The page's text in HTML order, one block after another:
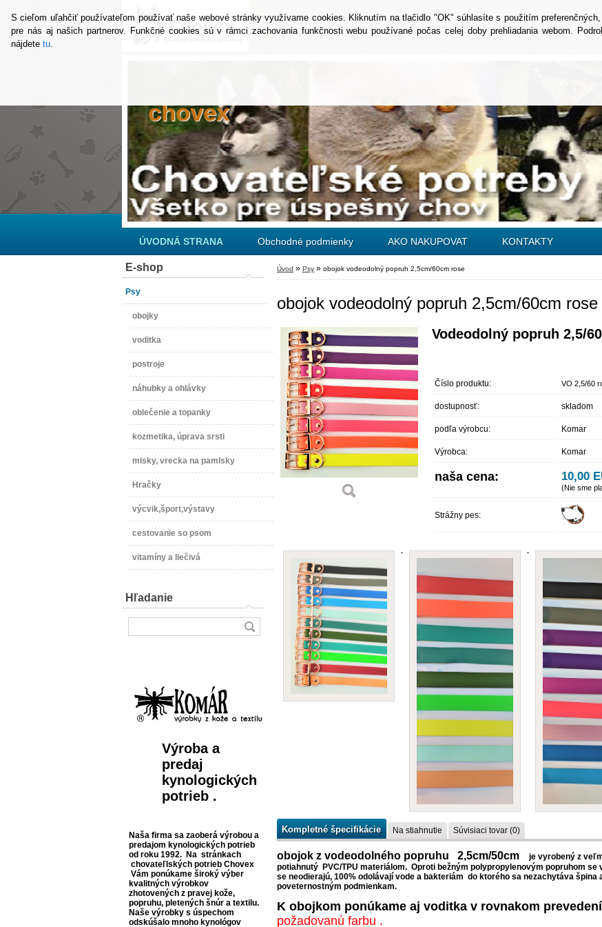
S cieľom uľahčiť používateľom používať naše webové stránky využívame cookies. Kliknutím na tlačidlo "OK" súhlasíte s použitím
pre nás aj našich partnerov. Funkčné cookies sú v rámci zachovania funkčnosti webu používané počas celej doby prehliadania webom.
nájdete tu.
chovex
ÚVODNÁ STRANA Obchodné podmienky AKO NAKUPOVAT KONTAKTY
E-shop
Psy
obojky
voditka
postroje
náhubky a ohlávky
oblečenie a topanky
kozmetika, úprava srsti
misky, vrecka na pamlsky
Hračky
výcvik,šport,výstavy
cestovanie so psom
vitamíny a liečivá
Hľadanie
Výroba a
predaj
kynologických
potrieb .
Naša firma sa zaoberá výrobou a
predajom kynologických potrieb
od roku 1992. Na stránkach
chovateľlských potrieb Chovex
Vám ponúkame široký výber
kvalitných výrobkov
zhotovených z pravej kože,
popruhu, pletených šnúr a textilu.
Naše výrobky s úspechom
odskúšalo mnoho kynológov
Úvod » Psy » obojok vodeodolný popruh 2,5cm/60cm rose
obojok vodeodolný popruh 2,5cm/60cm rose
Vodeodolný popruh 2,5/
Číslo produktu: VO 2,5/60
dostupnosť: skladom
podľa výrobcu: Komar
Výrobca: Komar
naša cena: 10,00
(Nie sme
Strážny pes:
Kompletné špecifikácie Na stiahnutie Súvisiaci tovar (0)
obojok z vodeodolného popruhu 2,5cm/50cm je vyrobený z
potiahnutý PVC/TPU materiálom. Oproti bežným polypropylenovým popruhom
se neodierajú, 100% odolávají vode a bakteriám do ktorého sa nezachytáva špina
poveternostným podmienkam.
K obojkom ponúkame aj voditka v rovnakom
požadovanú farbu .